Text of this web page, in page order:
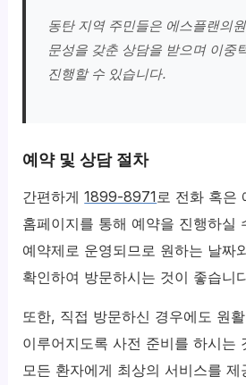
동탄 지역 주민들은 에스플랜의
문성을 갖춘 상담을 받으며 이중
진행할 수 있습니다.
예약 및 상담 절차
간편하게1899-8971 로 전화 혹은
홈페이지를 통해 예약을 진행하실
예약제로 운영되므로 원하는 날짜
확인하여 방문하시는 것이 좋습니
또한, 직접 방문하신 경우에도 원
이루어지도록 사전 준비를 하시는
모든 환자에게 최상의 서비스를 제